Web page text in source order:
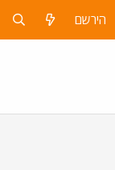
הירשם